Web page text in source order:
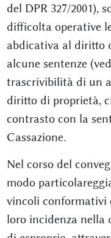
del DPR 327/2001),
difficolta operative
abdicativa al diritto
alcune sentenze
trascrivibilità di un
diritto di proprietà,
contrasto con la
Cassazione.
Nel corso del
modo
vincoli conformativi
loro incidenza nella